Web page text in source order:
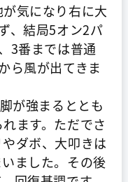
気になり右に大
、結局5オン2パ
3番までは普通
ら風が出てきま
が強まるととも
ます。ただでさ
ダボ、大叩きは
ました。その後